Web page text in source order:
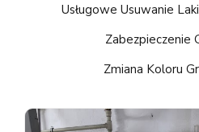
Usługowe Usuwanie
Zabezpieczenie
Zmiana Koloru